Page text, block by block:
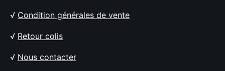
√ Condition générales de vente
√ Retour colis
√ Nous contacter